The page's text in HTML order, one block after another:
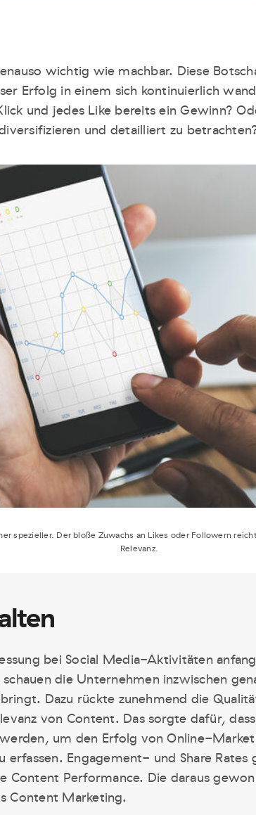
wichtig wie machbar. Diese
Erfolg in einem sich kontinuierlich
und jedes Like bereits ein Gewinn?
und detailliert zu
spezieller. Der bloße Zuwachs an Likes oder Followern
Relevanz.
bei Social Media-Aktivitäten
die Unternehmen inzwischen
Dazu rückte zunehmend die
von Content. Das sorgte dafür,
um den Erfolg von Online-
erfassen. Engagement- und Share
Content Performance. Die daraus
Content Marketing.